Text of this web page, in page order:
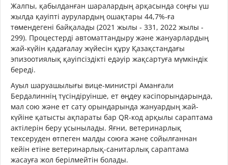
Жалпы, қабылданған шаралардың арқасында соңғы үш
жылда қауіпті аурулардың ошақтары 44,7%-ға
төмендегені байқалады (2021 жылы - 331, 2022 жылы -
299). Процестерді автоматтандыру және жануарлардың
жай-күйін қадағалау жүйесін құру Қазақстандағы
эпизоотиялық қауіпсіздікті едәуір жақсартуға мүмкіндік
береді.
Ауыл шаруашылығы вице-министрі Аманғали
Бердалиннің түсіндіруінше, ет өңдеу кәсіпорындарында,
мал сою және ет сату орындарында жануардың жай-
күйіне қатысты ақпараты бар QR-код арқылы сараптама
актілерін беру ұсынылады. Яғни, ветеринарлық
тексеруден өтпеген малды союға және сойылғаннан
кейін етіне ветеринарлық-санитарлық сараптама
жасауға жол берілмейтін болады.